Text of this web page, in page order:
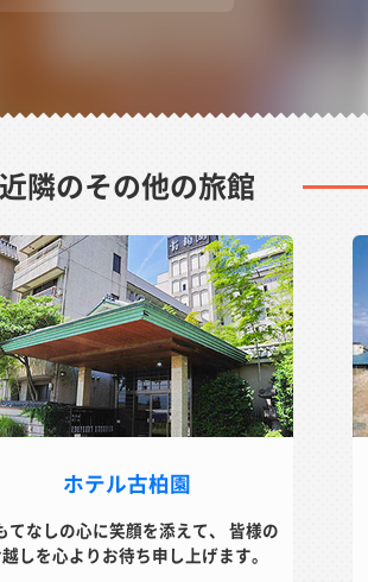
近隣のその他の旅館
ホテル古柏園
てなしの心に笑顔を添えて、 皆様の
しを心よりお待ち申し上げます。